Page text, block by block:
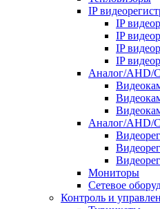
IP
IP
IP
IP
IP
Аналог/AHD/
Аналог/AHD/
Мониторы
Сетевое
Контроль и